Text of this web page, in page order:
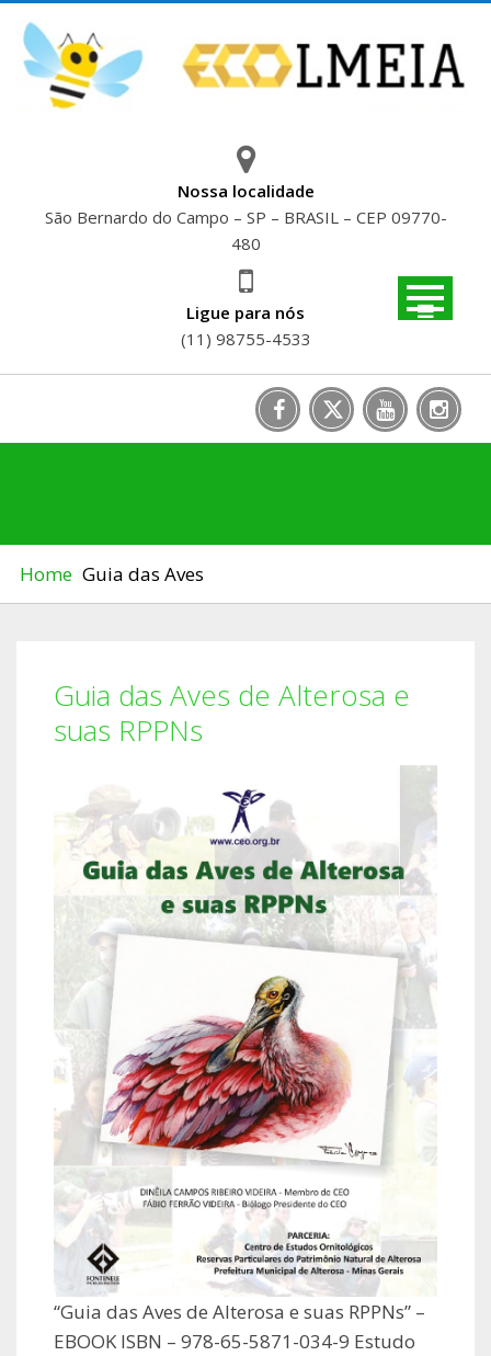
content
Nossa localidade
São Bernardo do Campo – SP – BRASIL – CEP 09770-
480
Ligue para nós
(11) 98755-4533
Home Guia das Aves
Guia das Aves de Alterosa e
suas RPPNs
“Guia das Aves de Alterosa e suas RPPNs” –
EBOOK ISBN – 978-65-5871-034-9 Estudo